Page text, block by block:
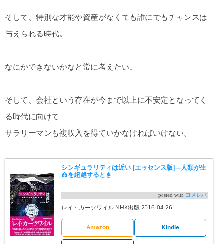
そして、特別な才能や資産がなくても誰にでもチャンスは
与えられる時代。
なにかできないかなと常に考えたい。
そして、会社という存在が今まで以上に不安定となってく
る時代に向けて
サラリーマンも複収入を得ていかなければいけない。
シンギュラリティは近い [エッセンス版]―人類が生
命を超越するとき
posted with ヨメレバ
レイ・カーツワイル NHK出版 2016-04-26
Amazon Kindle